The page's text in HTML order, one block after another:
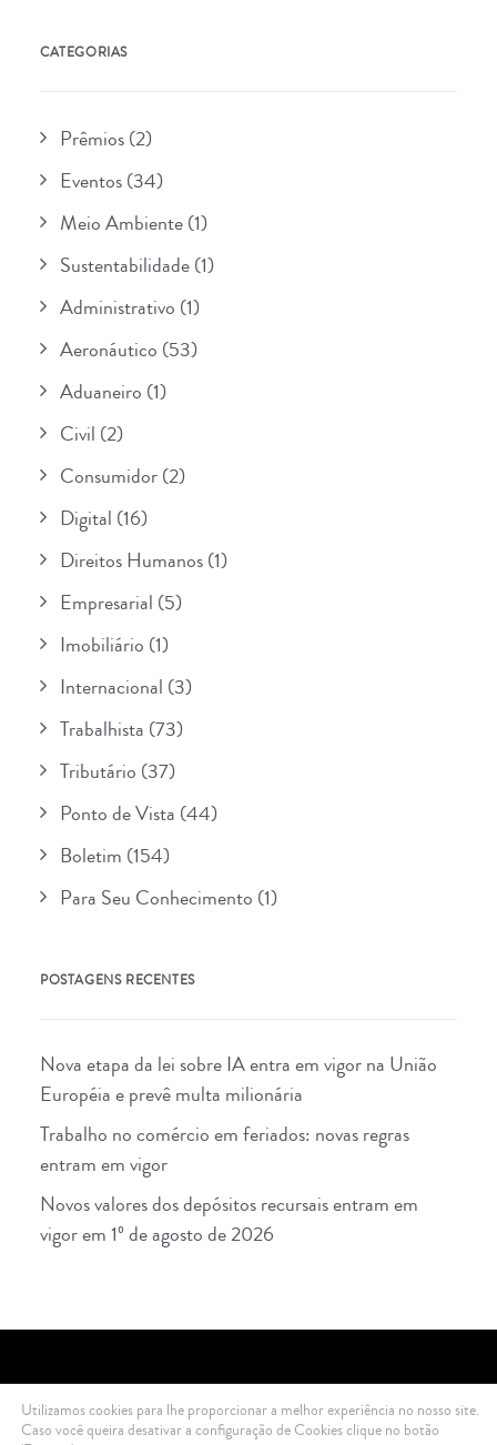
CATEGORIAS
Prêmios(2)
Eventos(34)
Meio Ambiente(1)
Sustentabilidade(1)
Administrativo (1)
Aeronáutico (53)
Aduaneiro (1)
Civil (2)
Consumidor(2)
Digital (16)
Direitos Humanos(1)
Empresarial (5)
Imobiliário (1)
Internacional (3)
Trabalhista (73)
Tributário (37)
Ponto de Vista (44)
Boletim (154)
Para Seu Conhecimento (1)
POSTAGENS RECENTES
Nova etapa da lei sobre IA entra em vigor na União
Européia e prevê multa milionária
Trabalho no comércio em feriados: novas regras
entram em vigor
Novos valores dos depósitos recursais entram em
vigor em 1º de agosto de 2026
2021 Di Ciero Advogados © All rights reserved .Política de Privacidade
Utilizamos cookies para lhe proporcionar a melhor experiência no nosso site.
Caso você queira desativar a configuração de Cookies clique no botão